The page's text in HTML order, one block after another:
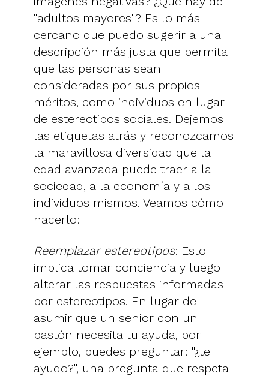
"adultos mayores"? Es lo más
cercano que puedo sugerir a una
descripción más justa que permita
que las personas sean
consideradas por sus propios
méritos, como individuos en lugar
de estereotipos sociales. Dejemos
las etiquetas atrás y reconozcamos
la maravillosa diversidad que la
edad avanzada puede traer a la
sociedad, a la economía y a los
individuos mismos. Veamos cómo
hacerlo:
Reemplazar estereotipos: Esto
implica tomar conciencia y luego
alterar las respuestas informadas
por estereotipos. En lugar de
asumir que un senior con un
bastón necesita tu ayuda, por
ejemplo, puedes preguntar: "¿te
ayudo?", una pregunta que respeta